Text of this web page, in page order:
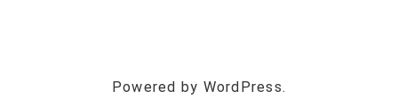
Powered by WordPress.